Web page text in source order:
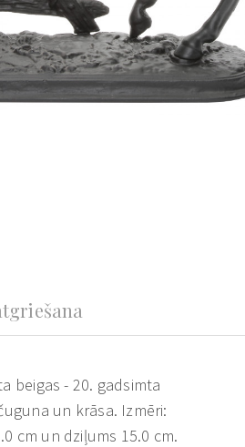
beigas - 20. gadsimta
un krāsa. Izmēri:
cm un dziļums 15.0 cm.